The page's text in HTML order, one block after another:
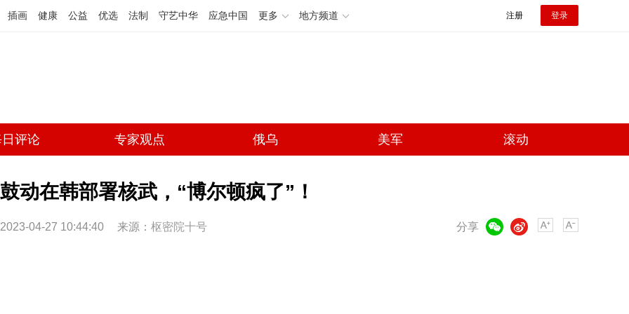
插画 健康 公益 优选 法制 守艺中华 应急中国 更多 地方频道 注册 登录
评论 专家观点 俄乌 美军 滚动
鼓动在韩部署核武，“博尔顿疯了”！
2023-04-27 10:44:40 来源： 枢密院十号 分享
微博